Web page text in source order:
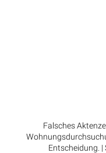
Falsches
Entscheidung. |